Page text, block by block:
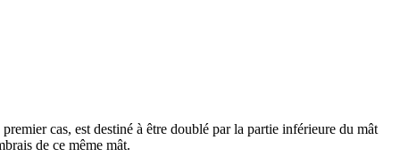
cas, est destiné à être doublé par la partie inférieure du mât
de ce même mât.